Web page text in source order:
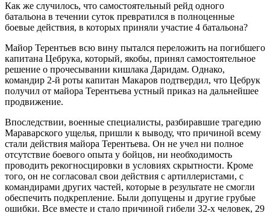
Как же случилось, что самостоятельный рейд одного
батальона в течении суток превратился в полноценные
боевые действия, в которых приняли участие 4 батальона?
Майор Терентьев всю вину пытался переложить на погибшего
капитана Цебрука, который, якобы, принял самостоятельное
решение о прочесывании кишлака Даридам. Однако,
командир 2-й роты капитан Макаров подтвердил, что Цебрук
получил от майора Терентьева устный приказ на дальнейшее
продвижение.
Впоследствии, военные специалисты, разбиравшие трагедию
Мараварского ущелья, пришли к выводу, что причиной всему
стали действия майора Терентьева. Он не учел ни полное
отсутствие боевого опыта у бойцов, ни необходимость
проводить рекогносцировки в условиях скрытности. Кроме
того, он не согласовал свои действия с артиллеристами, с
командирами других частей, которые в результате не смогли
обеспечить подкрепление. Были допущены и другие грубые
ошибки. Все вместе и стало причиной гибели 32-х человек, 29